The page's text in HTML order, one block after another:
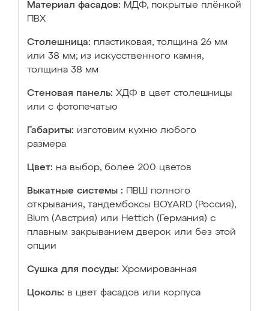
Материал фасадов: МДФ, покрытые плёнкой
ПВХ
Столешница: пластиковая, толщина 26 мм
или 38 мм; из искусственного камня,
толщина 38 мм
Стеновая панель: ХДФ в цвет столешницы
или с фотопечатью
Габариты: изготовим кухню любого
размера
Цвет: на выбор, более 200 цветов
Выкатные системы :
ПВШ полного
открывания, тандембоксы BOYARD (Россия),
Blum (Австрия) или Hettich (Германия) с
плавным закрыванием дверок или без этой
опции
Сушка для посуды: Хромированная
Цоколь: в цвет фасадов или корпуса